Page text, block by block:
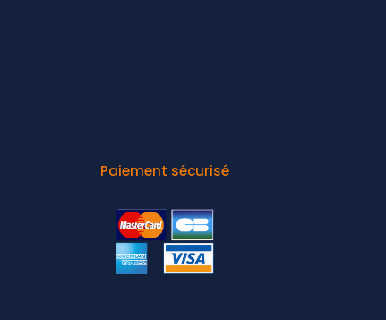
Paiement sécurisé